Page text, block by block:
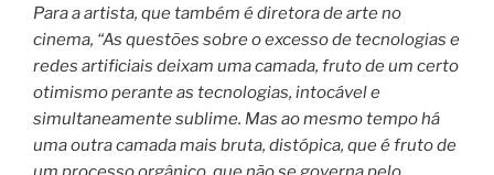
Para a artista, que também é diretora de arte no
cinema, “As questões sobre o excesso de tecnologias e
redes artificiais deixam uma camada, fruto de um certo
otimismo perante as tecnologias, intocável e
simultaneamente sublime. Mas ao mesmo tempo há
uma outra camada mais bruta, distópica, que é fruto de